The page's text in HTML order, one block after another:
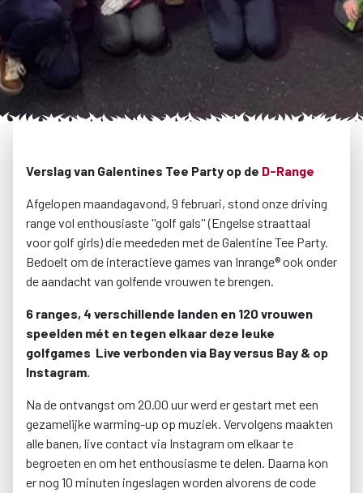
Verslag van Galentines Tee Party op de D-Range
Afgelopen maandagavond, 9 februari, stond onze driving
range vol enthousiaste ''golf gals'' (Engelse straattaal
voor golf girls) die meededen met de Galentine Tee Party.
Bedoelt om de interactieve games van Inrange® ook onder
de aandacht van golfende vrouwen te brengen.
6 ranges, 4 verschillende landen en 120 vrouwen
speelden mét en tegen elkaar deze leuke
golfgames Live verbonden via Bay versus Bay & op
Instagram.
Na de ontvangst om 20.00 uur werd er gestart met een
gezamelijke warming-up op muziek. Vervolgens maakten
alle banen, live contact via Instagram om elkaar te
begroeten en om het enthousiasme te delen. Daarna kon
er nog 10 minuten ingeslagen worden alvorens de code